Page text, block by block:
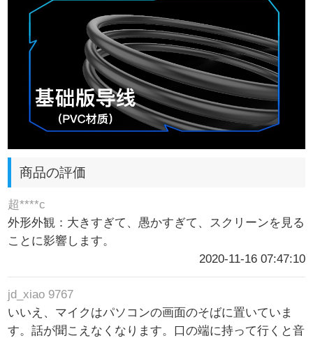
商品の評価
超****c
外形外観：大きすぎて、愚かすぎて、スクリーンを見る
ことに影響します。
2020-11-16 07:47:10
jd_xiao 9767
いいえ、マイクはパソコンの画面のそばに置いていま
す。話が聞こえなくなります。口の端に持って行くと音